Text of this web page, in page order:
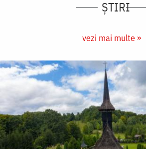
ȘTIRI
vezi mai multe »